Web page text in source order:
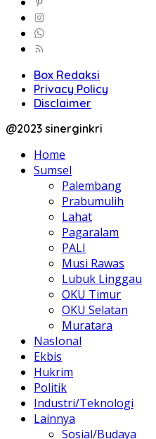
Box Redaksi
Privacy Policy
Disclaimer
@2023 sinerginkri
Home
Sumsel
Palembang
Prabumulih
Lahat
Pagaralam
PALI
Musi Rawas
Lubuk Linggau
OKU Timur
OKU Selatan
Muratara
NasIonal
Ekbis
Hukrim
Politik
Industri/Teknologi
Lainnya
Sosial/Budaya